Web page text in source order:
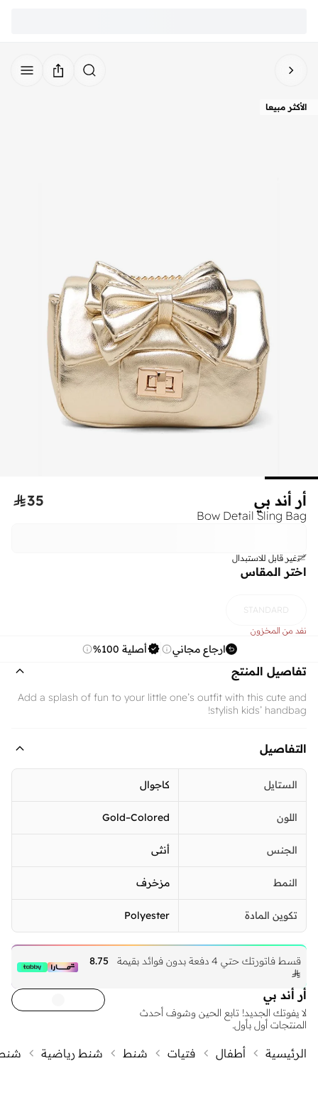
الأكثر مبيعا
أر أند بي
Bow Detail Sling Bag
35
غير قابل للاستبدال
اختر المقاس
STANDARD
نفد من المخزون
ارجاع مجاني أصلية 100%
تفاصيل المنتج
Add a splash of fun to your little one’s outfit with this cute and
stylish kids’ handbag!
التفاصيل
الستايل كاجوال
اللون Gold–Colored
الجنس أنثى
النمط مزخرف
تكوين المادة Polyester
قسط فاتورتك حتي 4 دفعة بدون فوائد بقيمة
8.75

أر أند بي
لا يفوتك الجديد! تابع الحين وشوف أحدث
المنتجات أول بأول.
الرئيسية أطفال فتيات شنط شنط رياضية